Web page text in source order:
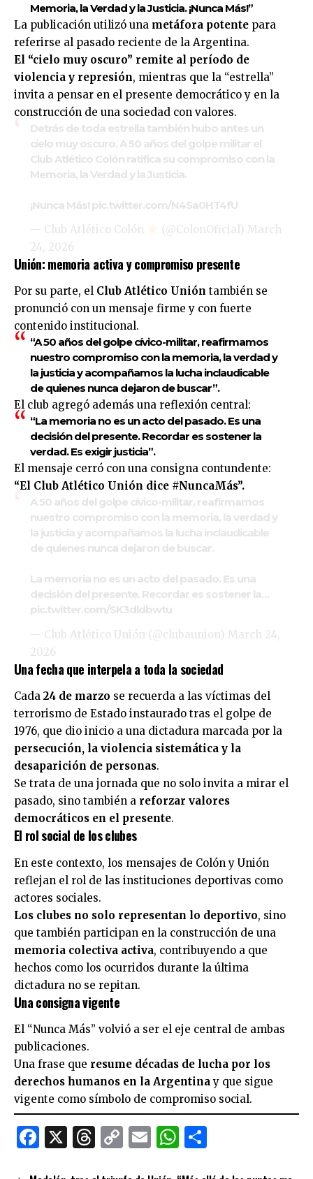
Memoria, la Verdad y la Justicia. ¡Nunca Más!”
La publicación utilizó una metáfora potente para
referirse al pasado reciente de la Argentina.
El “cielo muy oscuro” remite al período de
violencia y represión, mientras que la “estrella”
invita a pensar en el presente democrático y en la
construcción de una sociedad con valores.
Detrás de toda estrella también hubo antes un
cielo muy oscuro. A 50 años del golpe militar el
Club Atlético Colón ratifica su compromiso con la
Memoria, la Verdad y la Justicia.
¡Nunca Más! pic.twitter.com/N4Sa0HT4fU
— Club Atlético Colón
(@ColonOficial) March
24, 2026
Unión: memoria activa y compromiso presente
Por su parte, el Club Atlético Unión también se
pronunció con un mensaje firme y con fuerte
contenido institucional.
“A 50 años del golpe cívico-militar, reafirmamos
nuestro compromiso con la memoria, la verdad y
la justicia y acompañamos la lucha inclaudicable
de quienes nunca dejaron de buscar”.
El club agregó además una reflexión central:
“La memoria no es un acto del pasado. Es una
decisión del presente. Recordar es sostener la
verdad. Es exigir justicia”.
El mensaje cerró con una consigna contundente:
“El Club Atlético Unión dice #NuncaMás”.
A 50 años del golpe cívico-militar, reafirmamos
nuestro compromiso con la memoria, la verdad y
la justicia y acompañamos la lucha inclaudicable
de quienes nunca dejaron de buscar.
La memoria no es un acto del pasado. Es una
decisión del presente. Recordar es sostener la…
pic.twitter.com/SK3dldbwtu
— Club Atlético Unión (@clubaunion) March 24,
2026
Una fecha que interpela a toda la sociedad
Cada 24 de marzo se recuerda a las víctimas del
terrorismo de Estado instaurado tras el golpe de
1976, que dio inicio a una dictadura marcada por la
persecución, la violencia sistemática y la
desaparición de personas.
Se trata de una jornada que no solo invita a mirar el
pasado, sino también a reforzar valores
democráticos en el presente.
El rol social de los clubes
En este contexto, los mensajes de Colón y Unión
reflejan el rol de las instituciones deportivas como
actores sociales.
Los clubes no solo representan lo deportivo, sino
que también participan en la construcción de una
memoria colectiva activa, contribuyendo a que
hechos como los ocurridos durante la última
dictadura no se repitan.
Una consigna vigente
El “Nunca Más” volvió a ser el eje central de ambas
publicaciones.
Una frase que resume décadas de lucha por los
derechos humanos en la Argentinay que sigue
vigente como símbolo de compromiso social.
Facebook
X Threads
CopyEmailWhatsApp